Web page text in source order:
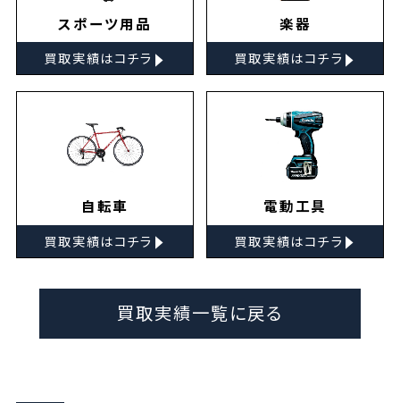
スポーツ用品
買取実績はコチラ ▸
楽器
買取実績はコチラ ▸
自転車
買取実績はコチラ ▸
電動工具
買取実績はコチラ ▸
買取実績一覧に戻る